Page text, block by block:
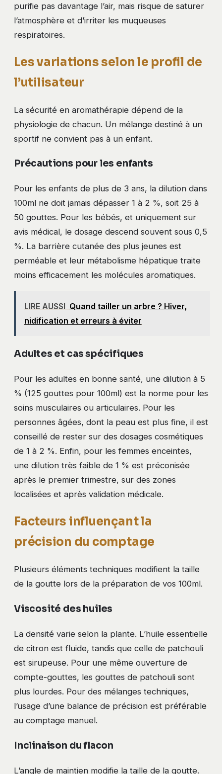
purifie pas davantage l’air, mais risque de saturer
l’atmosphère et d’irriter les muqueuses
respiratoires.
Les variations selon le profil de
l’utilisateur
La sécurité en aromathérapie dépend de la
physiologie de chacun. Un mélange destiné à un
sportif ne convient pas à un enfant.
Précautions pour les enfants
Pour les enfants de plus de 3 ans, la dilution dans
100ml ne doit jamais dépasser 1 à 2 %, soit 25 à
50 gouttes. Pour les bébés, et uniquement sur
avis médical, le dosage descend souvent sous 0,5
%. La barrière cutanée des plus jeunes est
perméable et leur métabolisme hépatique traite
moins efficacement les molécules aromatiques.
LIRE AUSSI Quand tailler un arbre ? Hiver,
nidification et erreurs à éviter
Adultes et cas spécifiques
Pour les adultes en bonne santé, une dilution à 5
% (125 gouttes pour 100ml) est la norme pour les
soins musculaires ou articulaires. Pour les
personnes âgées, dont la peau est plus fine, il est
conseillé de rester sur des dosages cosmétiques
de 1 à 2 %. Enfin, pour les femmes enceintes,
une dilution très faible de 1 % est préconisée
après le premier trimestre, sur des zones
localisées et après validation médicale.
Facteurs influençant la
précision du comptage
Plusieurs éléments techniques modifient la taille
de la goutte lors de la préparation de vos 100ml.
Viscosité des huiles
La densité varie selon la plante. L’huile essentielle
de citron est fluide, tandis que celle de patchouli
est sirupeuse. Pour une même ouverture de
compte-gouttes, les gouttes de patchouli sont
plus lourdes. Pour des mélanges techniques,
l’usage d’une balance de précision est préférable
au comptage manuel.
Inclinaison du flacon
L’angle de maintien modifie la taille de la goutte.